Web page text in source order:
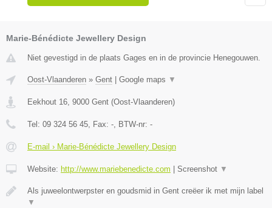
Marie-Bénédicte Jewellery Design
Niet gevestigd in de plaats Gages en in de provincie Henegouwen.
Oost-Vlaanderen » Gent Google maps ▼
Eekhout 16, 9000 Gent (Oost-Vlaanderen)
Tel: 09 324 56 45, Fax: -, BTW-nr: -
E-mail › Marie-Bénédicte Jewellery Design
Website: http://www.mariebenedicte.com Screenshot ▼
Als juweelontwerpster en goudsmid in Gent creëer ik met mijn label
▼